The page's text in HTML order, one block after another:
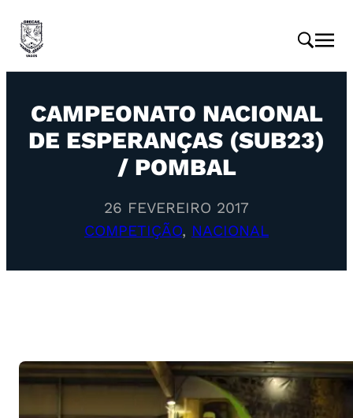
CAMPEONATO NACIONAL
DE ESPERANÇAS (SUB23)
/ POMBAL
26 FEVEREIRO 2017
COMPETIÇÃO, NACIONAL